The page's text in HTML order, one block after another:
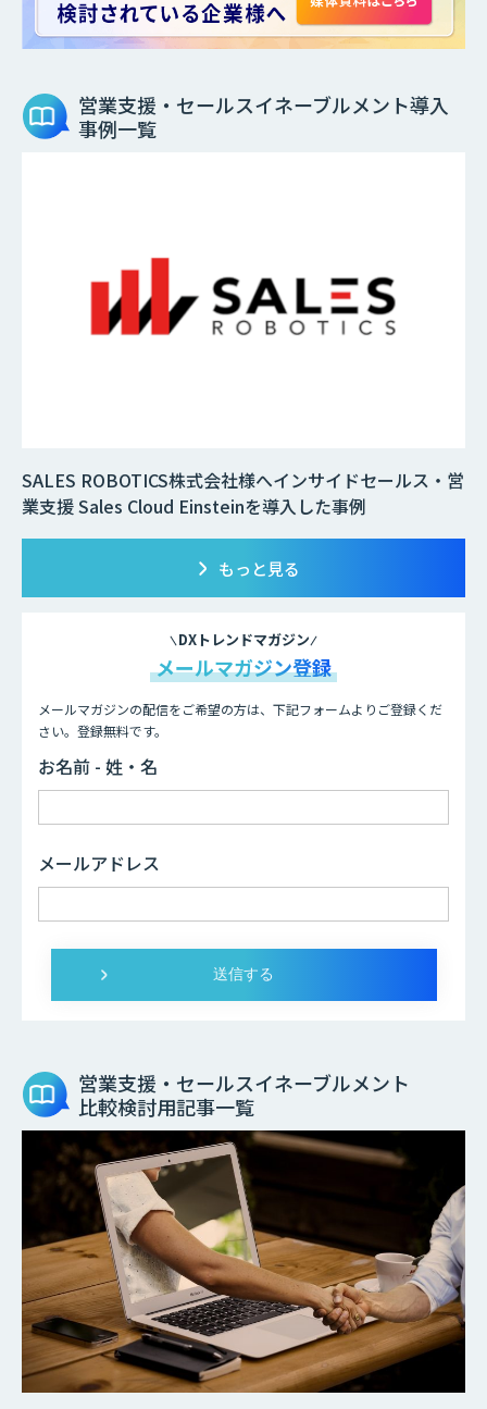
営業支援・セールスイネーブルメント導入
事例一覧
SALES ROBOTICS株式会社様へインサイドセールス・営
業支援 Sales Cloud Einsteinを導入した事例
もっと見る
DXトレンドマガジン
メールマガジン登録
メールマガジンの配信をご希望の方は、下記フォームよりご登録くだ
さい。登録無料です。
お名前 - 姓・名
メールアドレス
営業支援・セールスイネーブルメント
比較検討用記事一覧